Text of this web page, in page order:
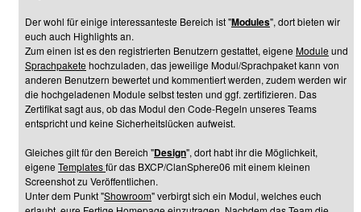
Der wohl für einige interessanteste Bereich ist "Modules", dort bieten wir
euch auch Highlights an.
Zum einen ist es den registrierten Benutzern gestattet, eigene Module und
Sprachpakete hochzuladen, das jeweilige Modul/Sprachpaket kann von
anderen Benutzern bewertet und kommentiert werden, zudem werden wir
die hochgeladenen Module selbst testen und ggf. zertifizieren. Das
Zertifikat sagt aus, ob das Modul den Code-Regeln unseres Teams
entspricht und keine Sicherheitslücken aufweist.
Gleiches gilt für den Bereich "Design", dort habt ihr die Möglichkeit,
eigene Templatesfür das BXCP/ClanSphere06 mit einem kleinen
Screenshot zu Veröffentlichen.
Unter dem Punkt "Showroom" verbirgt sich ein Modul, welches euch